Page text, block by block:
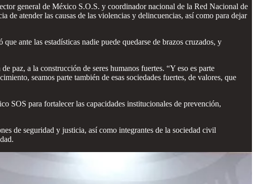
general de México S.O.S. y coordinador nacional de la Red Nacional de
de atender las causas de las violencias y delincuencias, así como para dejar
ante las estadísticas nadie puede quedarse de brazos cruzados, y
paz, a la construcción de seres humanos fuertes. “Y eso es parte
seamos parte también de esas sociedades fuertes, de valores, que
SOS para fortalecer las capacidades institucionales de prevención,
de seguridad y justicia, así como integrantes de la sociedad civil